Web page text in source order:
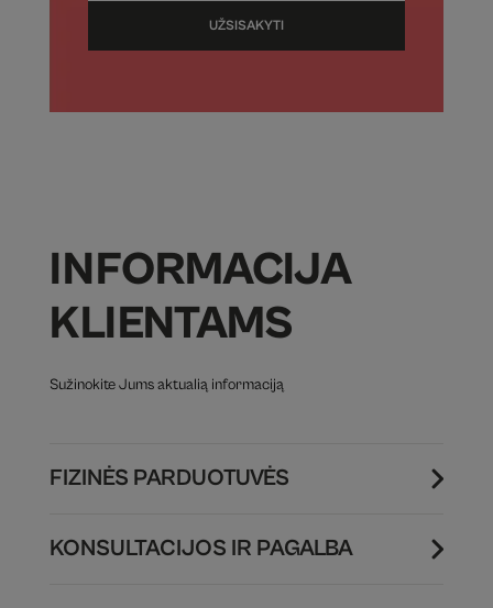
UŽSISAKYTI
INFORMACIJA
KLIENTAMS
Sužinokite Jums aktualią informaciją
FIZINĖS PARDUOTUVĖS
KONSULTACIJOS IR PAGALBA